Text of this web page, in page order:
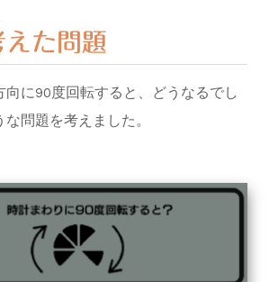
た問題
向に90度回転すると、どうなるでし
問題を考えました。